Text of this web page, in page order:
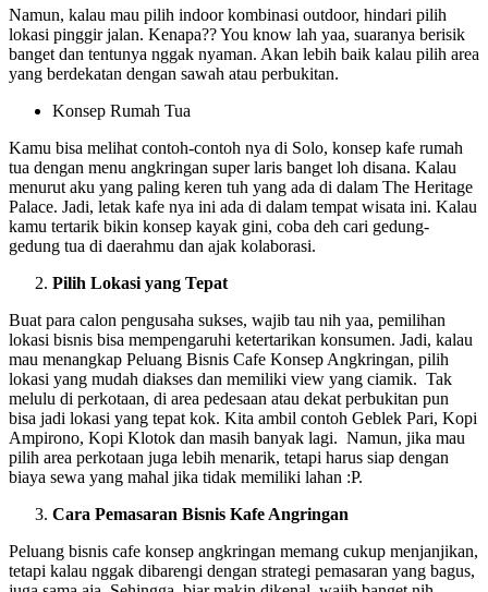
Namun, kalau mau pilih indoor kombinasi outdoor, hindari pilih
lokasi pinggir jalan. Kenapa?? You know lah yaa, suaranya berisik
banget dan tentunya nggak nyaman. Akan lebih baik kalau pilih area
yang berdekatan dengan sawah atau perbukitan.
Konsep Rumah Tua
Kamu bisa melihat contoh-contoh nya di Solo, konsep kafe rumah
tua dengan menu angkringan super laris banget loh disana. Kalau
menurut aku yang paling keren tuh yang ada di dalam The Heritage
Palace. Jadi, letak kafe nya ini ada di dalam tempat wisata ini. Kalau
kamu tertarik bikin konsep kayak gini, coba deh cari gedung-
gedung tua di daerahmu dan ajak kolaborasi.
Pilih Lokasi yang Tepat
Buat para calon pengusaha sukses, wajib tau nih yaa, pemilihan
lokasi bisnis bisa mempengaruhi ketertarikan konsumen. Jadi, kalau
mau menangkap Peluang Bisnis Cafe Konsep Angkringan, pilih
lokasi yang mudah diakses dan memiliki view yang ciamik. Tak
melulu di perkotaan, di area pedesaan atau dekat perbukitan pun
bisa jadi lokasi yang tepat kok. Kita ambil contoh Geblek Pari, Kopi
Ampirono, Kopi Klotok dan masih banyak lagi. Namun, jika mau
pilih area perkotaan juga lebih menarik, tetapi harus siap dengan
biaya sewa yang mahal jika tidak memiliki lahan :P.
Cara Pemasaran Bisnis Kafe Angringan
Peluang bisnis cafe konsep angkringan memang cukup menjanjikan,
tetapi kalau nggak dibarengi dengan strategi pemasaran yang bagus,